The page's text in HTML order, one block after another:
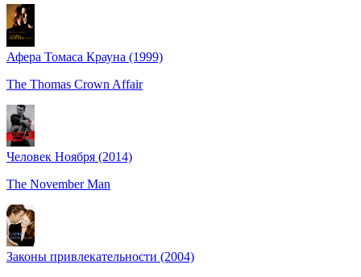
Афера Томаса Крауна (1999)
The Thomas Crown Affair
Человек Ноября (2014)
The November Man
Законы привлекательности (2004)